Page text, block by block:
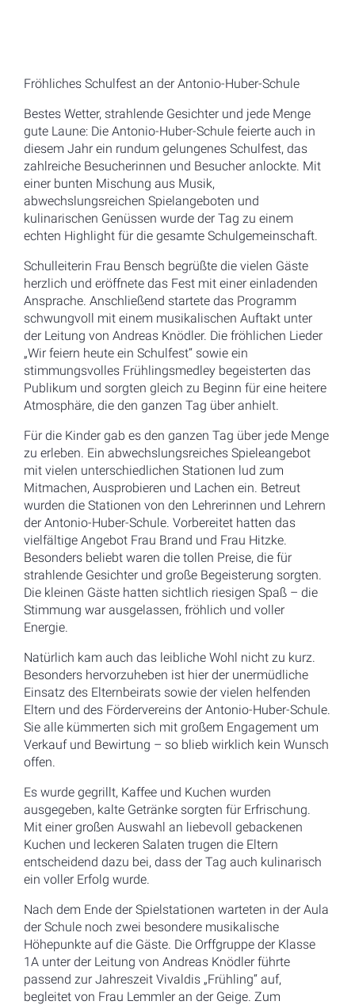
Fröhliches Schulfest an der Antonio-Huber-Schule
Bestes Wetter, strahlende Gesichter und jede Menge
gute Laune: Die Antonio-Huber-Schule feierte auch in
diesem Jahr ein rundum gelungenes Schulfest, das
zahlreiche Besucherinnen und Besucher anlockte. Mit
einer bunten Mischung aus Musik,
abwechslungsreichen Spielangeboten und
kulinarischen Genüssen wurde der Tag zu einem
echten Highlight für die gesamte Schulgemeinschaft.
Schulleiterin Frau Bensch begrüßte die vielen Gäste
herzlich und eröffnete das Fest mit einer einladenden
Ansprache. Anschließend startete das Programm
schwungvoll mit einem musikalischen Auftakt unter
der Leitung von Andreas Knödler. Die fröhlichen Lieder
„Wir feiern heute ein Schulfest“ sowie ein
stimmungsvolles Frühlingsmedley begeisterten das
Publikum und sorgten gleich zu Beginn für eine heitere
Atmosphäre, die den ganzen Tag über anhielt.
Für die Kinder gab es den ganzen Tag über jede Menge
zu erleben. Ein abwechslungsreiches Spieleangebot
mit vielen unterschiedlichen Stationen lud zum
Mitmachen, Ausprobieren und Lachen ein. Betreut
wurden die Stationen von den Lehrerinnen und Lehrern
der Antonio-Huber-Schule. Vorbereitet hatten das
vielfältige Angebot Frau Brand und Frau Hitzke.
Besonders beliebt waren die tollen Preise, die für
strahlende Gesichter und große Begeisterung sorgten.
Die kleinen Gäste hatten sichtlich riesigen Spaß – die
Stimmung war ausgelassen, fröhlich und voller
Energie.
Natürlich kam auch das leibliche Wohl nicht zu kurz.
Besonders hervorzuheben ist hier der unermüdliche
Einsatz des Elternbeirats sowie der vielen helfenden
Eltern und des Fördervereins der Antonio-Huber-Schule.
Sie alle kümmerten sich mit großem Engagement um
Verkauf und Bewirtung – so blieb wirklich kein Wunsch
offen.
Es wurde gegrillt, Kaffee und Kuchen wurden
ausgegeben, kalte Getränke sorgten für Erfrischung.
Mit einer großen Auswahl an liebevoll gebackenen
Kuchen und leckeren Salaten trugen die Eltern
entscheidend dazu bei, dass der Tag auch kulinarisch
ein voller Erfolg wurde.
Nach dem Ende der Spielstationen warteten in der Aula
der Schule noch zwei besondere musikalische
Höhepunkte auf die Gäste. Die Orffgruppe der Klasse
1A unter der Leitung von Andreas Knödler führte
passend zur Jahreszeit Vivaldis „Frühling“ auf,
begleitet von Frau Lemmler an der Geige. Zum